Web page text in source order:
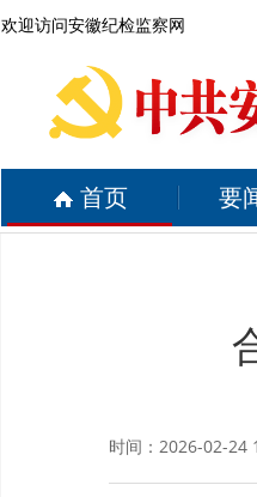
欢迎访问安徽纪检监察网
首页 要
时间：2026-02-